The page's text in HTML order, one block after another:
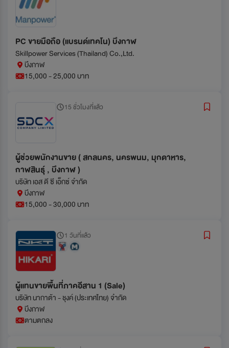
PC ขายมือถือ (แบรนด์เทคโน) บึงกาฬ
Skillpower Services (Thailand) Co.,Ltd.
บึงกาฬ
15,000 - 25,000 บาท
15 ชั่วโมงที่แล้ว
ผู้ช่วยพนักงานขาย ( สกลนคร, นครพนม, มุกดาหาร,
กาฬสินธุ์ , บึงกาฬ )
บริษัท เอส ดี ซี เอ็กซ์ จำกัด
บึงกาฬ
15,000 - 30,000 บาท
1 วันที่แล้ว
ผู้แทนขายพื้นที่ภาคอีสาน 1 (Sale)
บริษัท นากาต้า - ชุงค์ (ประเทศไทย) จำกัด
บึงกาฬ
ตามตกลง